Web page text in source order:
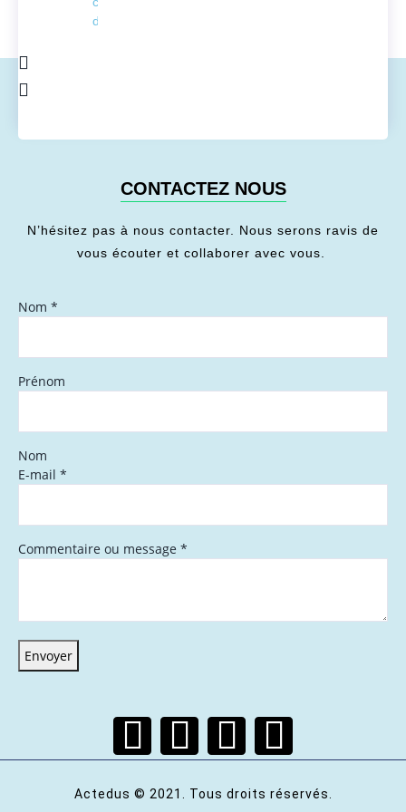
de l'énergie
CONTACTEZ NOUS
N’hésitez pas à nous contacter. Nous serons ravis de
vous écouter et collaborer avec vous.
Nom *
Prénom
Nom
E-mail *
Commentaire ou message *
Envoyer
Actedus © 2021. Tous droits réservés.